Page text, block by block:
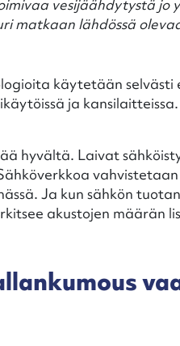
vesijäähdytystä jo
matkaan lähdössä
käytetään selvästi
ja
hyvältä. Laivat
Ja kun sähkön
akustojen määrän